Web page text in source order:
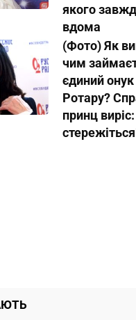
якого
вдома
(Фото) Як
чим
єдиний онук
Ротару?
принц